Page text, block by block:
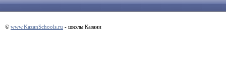
© www.KazanSchools.ru - школы Казани